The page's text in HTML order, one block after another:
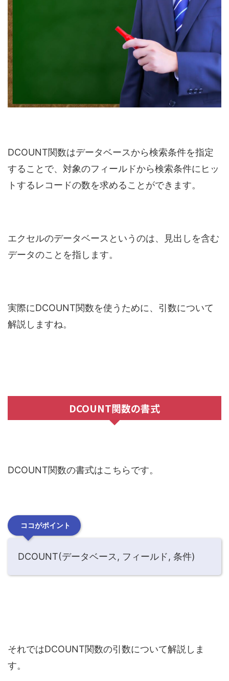
DCOUNT関数はデータベースから検索条件を指定
することで、対象のフィールドから検索条件にヒッ
トするレコードの数を求めることができます。
エクセルのデータベースというのは、見出しを含む
データのことを指します。
実際にDCOUNT関数を使うために、引数について
解説しますね。
DCOUNT関数の書式
DCOUNT関数の書式はこちらです。
ココがポイント
DCOUNT(データベース, フィールド, 条件)
それではDCOUNT関数の引数について解説しま
す。